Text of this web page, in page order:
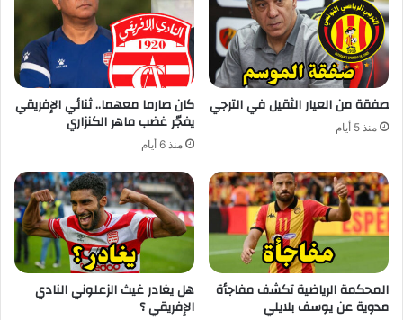
صفقة من العيار الثقيل في الترجي
منذ 5 أيام
كان صارما معهما.. ثنائي الإفريقي
يفجّر غضب ماهر الكنزاري
منذ 6 أيام
المحكمة الرياضية تكشف مفاجأة
مدوية عن يوسف بلايلي
هل يغادر غيث الزعلوني النادي
الإفريقي ؟